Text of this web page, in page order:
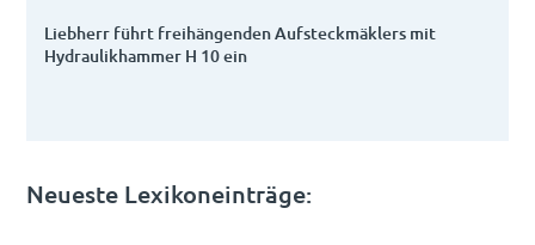
Liebherr führt freihängenden Aufsteckmäklers mit
Hydraulikhammer H 10 ein
Neueste Lexikoneinträge: